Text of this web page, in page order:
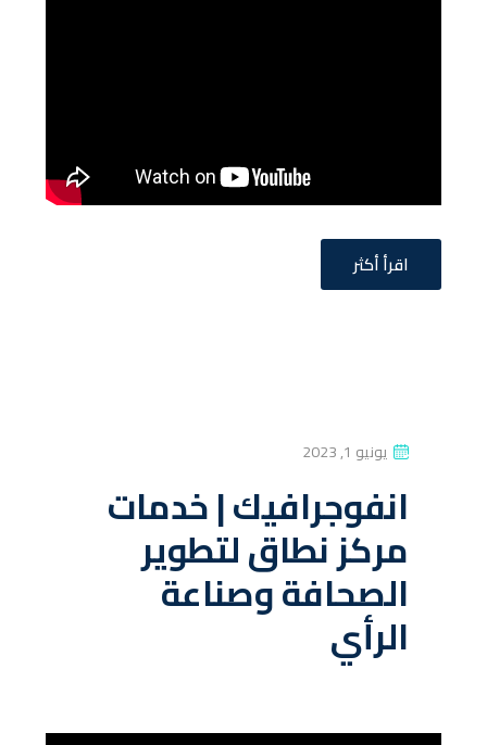
اقرأ أكثر
P
S
E
O
N
يونيو 1, 2023
انفوجرافيك | خدمات
مركز نطاق لتطوير
الصحافة وصناعة
الرأي